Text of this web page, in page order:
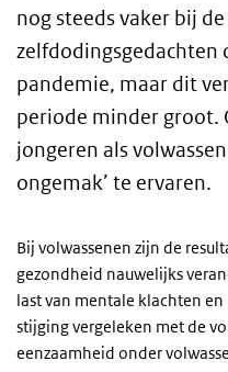
nog steeds vaker bij
zelfdodingsgedachten
pandemie, maar dit
periode minder groot.
jongeren als
ongemak’ te ervaren.
Bij volwassenen zijn de
gezondheid nauwelijks
last van mentale klachten en
stijging vergeleken met de
eenzaamheid onder